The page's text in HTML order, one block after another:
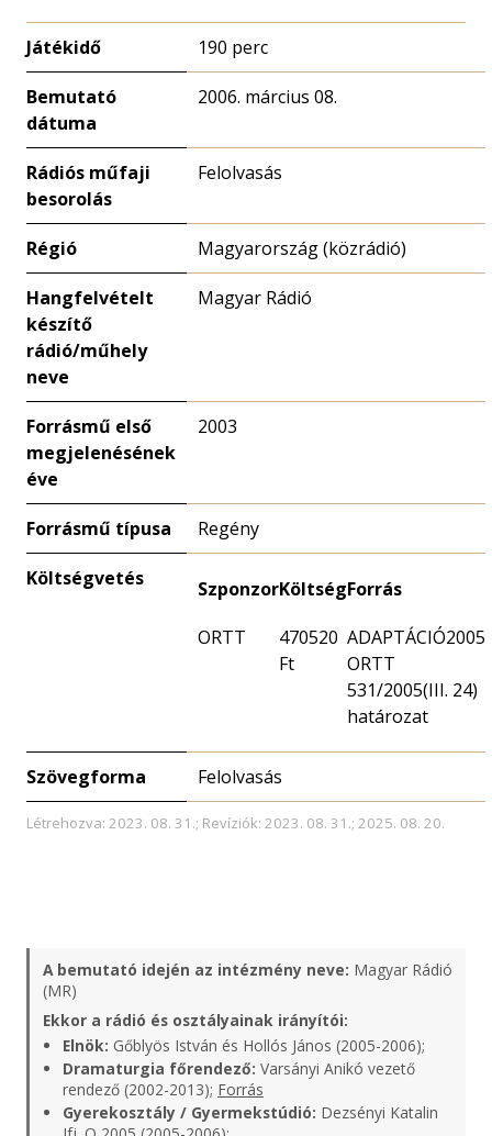
Játékidő 190 perc
Bemutató
dátuma
2006. március 08.
Rádiós műfaji
besorolás
Felolvasás
Régió Magyarország (közrádió)
Hangfelvételt
készítő
rádió/műhely
neve
Magyar Rádió
Forrásmű első
megjelenésének
éve
2003
Forrásmű típusa Regény
Költségvetés SzponzorKöltségForrás
ORTT
470520
Ft
ADAPTÁCIÓ2005
ORTT
531/2005(III. 24)
határozat
Szövegforma Felolvasás
Létrehozva: 2023. 08. 31.; Revíziók: 2023. 08. 31.; 2025. 08. 20.
A bemutató idején az intézmény neve: Magyar Rádió
(MR)
Ekkor a rádió és osztályainak irányítói:
Elnök: Gőblyös István és Hollós János (2005-2006);
Dramaturgia főrendező: Varsányi Anikó vezető
rendező (2002-2013); Forrás
Gyerekosztály / Gyermekstúdió: Dezsényi Katalin